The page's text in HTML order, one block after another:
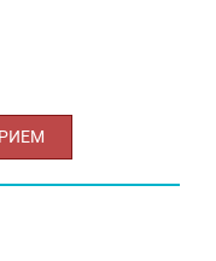
ЗАПИСАТЬСЯ НА ПРИЕМ